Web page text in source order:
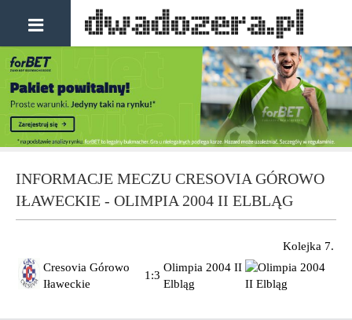
INFORMACJE MECZU CRESOVIA GÓROWO
IŁAWECKIE - OLIMPIA 2004 II ELBLĄG
Kolejka 7.
Cresovia Górowo
Iławeckie
1:3
Olimpia 2004 II
Elbląg